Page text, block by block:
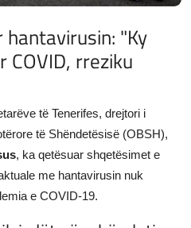
hantavirusin: "Ky
rreziku
të Tenerifes, drejtori i
të Shëndetësisë (OBSH),
, ka qetësuar shqetësimet e
me hantavirusin nuk
e COVID-19.